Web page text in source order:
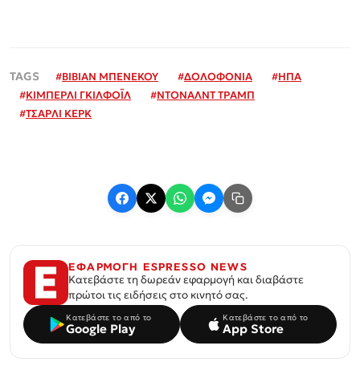
#ΒΙΒΙΑΝ ΜΠΕΝΕΚΟΥ #ΔΟΛΟΦΟΝΙΑ #ΗΠΑ
#ΚΙΜΠΕΡΛΙ ΓΚΙΛΦΟΪΛ #ΝΤΟΝΑΛΝΤ ΤΡΑΜΠ
#ΤΣΑΡΛΙ ΚΕΡΚ
ΕΦΑΡΜΟΓΗ ESPRESSO NEWS
Κατεβάστε τη δωρεάν εφαρμογή και διαβάστε
πρώτοι τις ειδήσεις στο κινητό σας.
Κατεβάστε το από το
Google Play
Κατεβάστε το από το
App Store